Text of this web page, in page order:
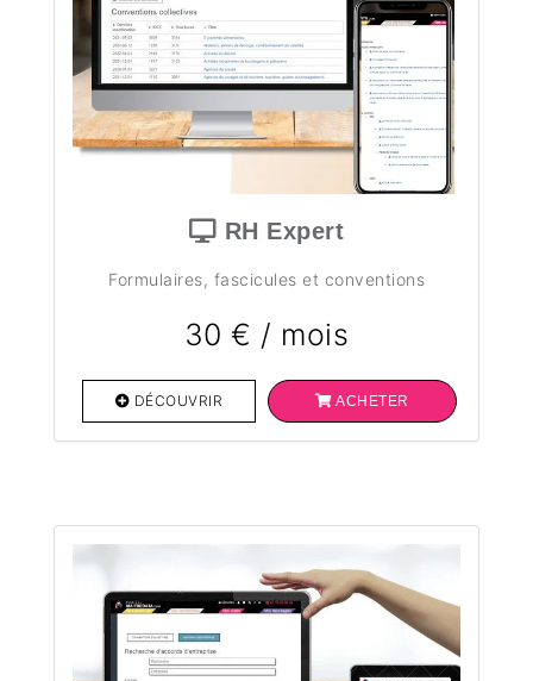
RH Expert
Formulaires, fascicules et conventions
30 € / mois
DÉCOUVRIR ACHETER